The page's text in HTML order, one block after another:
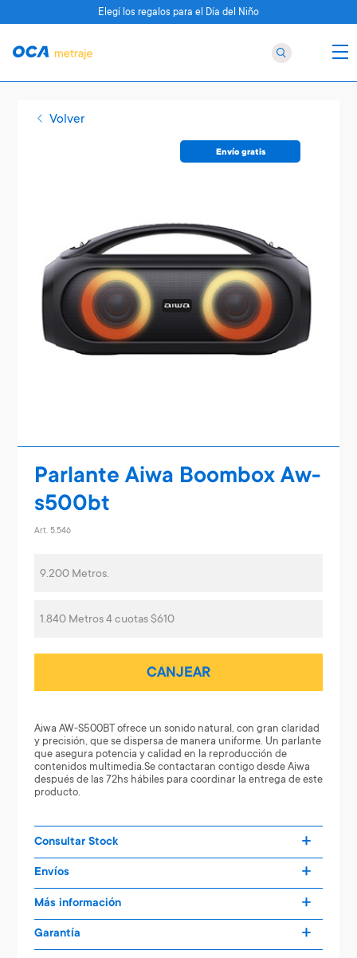
Volver
Envío gratis
Parlante Aiwa Boombox Aw-
s500bt
Art. 5.546
9.200 Metros.
1.840 Metros 4 cuotas $610
CANJEAR
Aiwa AW-S500BT ofrece un sonido natural, con gran claridad
y precisión, que se dispersa de manera uniforme. Un parlante
que asegura potencia y calidad en la reproducción de
contenidos multimedia.Se contactaran contigo desde Aiwa
después de las 72hs hábiles para coordinar la entrega de este
producto.
Consultar Stock
Envíos
Más información
Garantía
Elegí los regalos para el Día del Niño